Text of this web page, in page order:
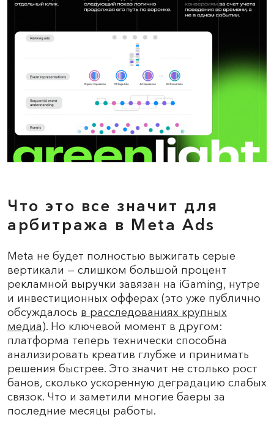
Что это все значит для
арбитража в Meta Ads
Meta не будет полностью выжигать серые
вертикали — слишком большой процент
рекламной выручки завязан на iGaming, нутре
и инвестиционных офферах (это уже публично
обсуждалось в расследованиях крупных
медиа). Но ключевой момент в другом:
платформа теперь технически способна
анализировать креатив глубже и принимать
решения быстрее. Это значит не столько рост
банов, сколько ускоренную деградацию слабых
связок. Что и заметили многие баеры за
последние месяцы работы.